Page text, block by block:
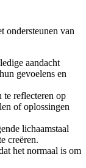
ondersteunen van
aandacht
gevoelens en
te reflecteren op
of oplossingen
lichaamstaal
creëren.
het normaal is om